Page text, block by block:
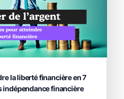
la liberté financière en 7
indépendance financière